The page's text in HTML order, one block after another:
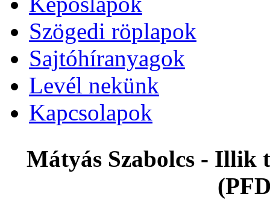
Szögedi röplapok
Sajtóhíranyagok
Levél nekünk
Kapcsolapok
Mátyás Szabolcs - Illik